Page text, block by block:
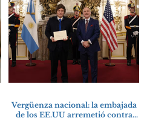
Vergüenza nacional: la embajada
de los EE.UU arremetió contra